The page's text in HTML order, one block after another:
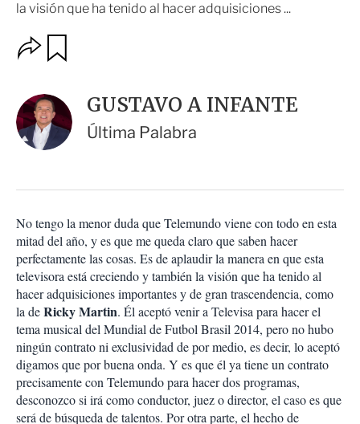
la visión que ha tenido al hacer adquisiciones ...
O
p
o
n
e
s
c
m
p
a
t
r
a
r
GUSTAVO A INFANTE
Última Palabra
No tengo la menor duda que Telemundo viene con todo en esta
mitad del año, y es que me queda claro que saben hacer
perfectamente las cosas. Es de aplaudir la manera en que esta
televisora está creciendo y también la visión que ha tenido al
hacer adquisiciones importantes y de gran trascendencia, como
la deRicky Martin. Él aceptó venir a Televisa para hacer el
tema musical del Mundial de Futbol Brasil 2014, pero no hubo
ningún contrato ni exclusividad de por medio, es decir, lo aceptó
digamos que por buena onda. Y es que él ya tiene un contrato
precisamente con Telemundo para hacer dos programas,
desconozco si irá como conductor, juez o director, el caso es que
será de búsqueda de talentos. Por otra parte, el hecho de